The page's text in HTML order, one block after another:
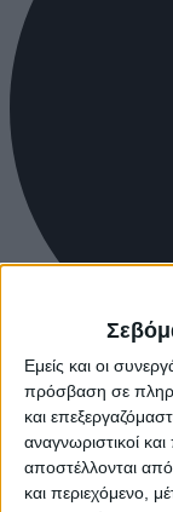
Εμείς και οι
πρόσβαση σε
και
αναγνωριστικοί
αποστέλλονται από
και περιεχόμενο,